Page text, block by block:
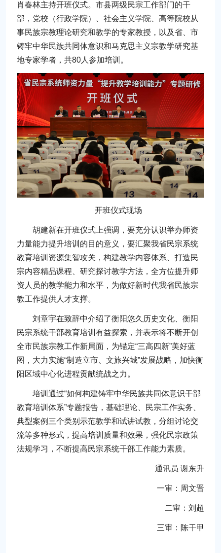
肖春林主持开班仪式。市县两级民宗工作部门的干
部，党校（行政学院）、社会主义学院、高等院校从
事民族宗教理论研究和教学的专家教授，以及省、市
铸牢中华民族共同体意识和马克思主义宗教学研究基
地专家学者，共80人参加培训。
开班仪式现场
胡建新在开班仪式上强调，要充分认识举办师资
力量能力提升培训的目的意义，要汇聚我省民宗系统
教育培训资源集智攻关，构建教学内容体系、打造民
宗内容精品课程、研究探讨教学方法，全方位提升师
资人员的教学能力和水平，为做好新时代我省民族宗
教工作提供人才支撑。
刘章宇在致辞中介绍了衡阳悠久历史文化、衡阳
民宗系统干部教育培训有益探索，并表示将不断开创
全市民族宗教工作新局面，为锚定“三高四新”美好蓝
图，大力实施“制造立市、文旅兴城”发展战略，加快衡
阳区域中心化进程贡献统战之力。
培训通过“如何构建铸牢中华民族共同体意识干部
教育培训体系”专题报告，基础理论、民宗工作实务、
典型案例三个类别示范教学和试讲试教，分组讨论交
流等多种形式，提高培训质量和效果，强化民宗政策
法规学习，不断提高民宗系统干部工作能力素质。
通讯员 谢东升
一审：周文晋
二审：刘超
三审：陈干甲